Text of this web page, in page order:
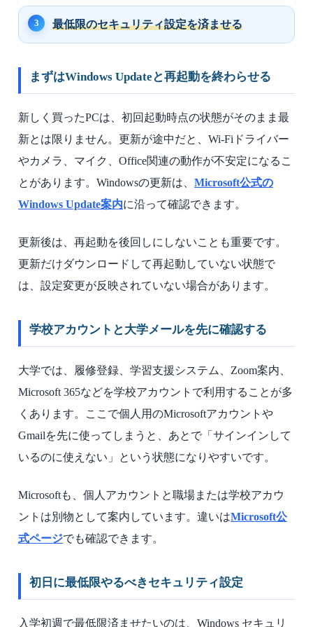
最低限のセキュリティ設定を済ませる
まずはWindows Updateと再起動を終わらせる
新しく買ったPCは、初回起動時点の状態がそのまま最
新とは限りません。更新が途中だと、Wi-Fiドライバー
やカメラ、マイク、Office関連の動作が不安定になるこ
とがあります。Windowsの更新は、 Microsoft公式の
Windows Update案内に沿って確認できます。
更新後は、再起動を後回しにしないことも重要です。
更新だけダウンロードして再起動していない状態で
は、設定変更が反映されていない場合があります。
学校アカウントと大学メールを先に確認する
大学では、履修登録、学習支援システム、Zoom案内、
Microsoft 365などを学校アカウントで利用することが多
くあります。ここで個人用のMicrosoftアカウントや
Gmailを先に使ってしまうと、あとで「サインインして
いるのに使えない」という状態になりやすいです。
Microsoftも、個人アカウントと職場または学校アカウ
ントは別物として案内しています。違いはMicrosoft公
式ページでも確認できます。
初日に最低限やるべきセキュリティ設定
入学初週で最低限済ませたいのは、Windows セキュリ